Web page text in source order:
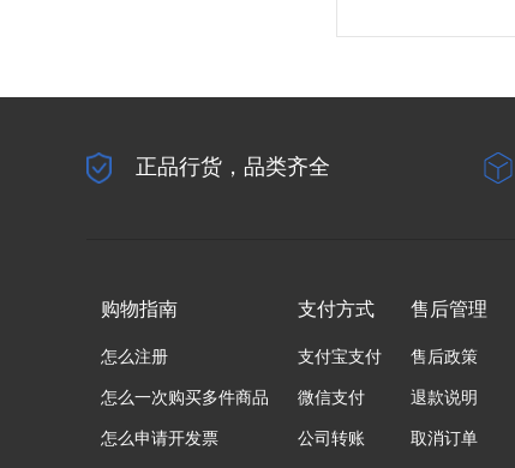
正品行货，品类齐全
购物指南
怎么注册
怎么一次购买多件商品
怎么申请开发票
支付方式
支付宝支付
微信支付
公司转账
售后管理
售后政策
退款说明
取消订单